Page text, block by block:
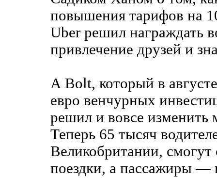
повышения тарифов на
Uber решил награждать
привлечение друзей и
А Bolt, который в
евро венчурных
решил и вовсе изменить
Теперь 65 тысяч
Великобритании,
поездки, а пассажиры —